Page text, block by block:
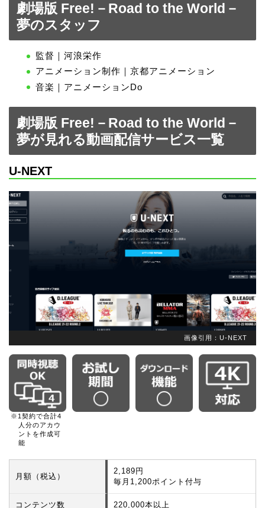
劇場版 Free!－Road to the World－
夢のスタッフ
監督｜河浪栄作
アニメーション制作｜京都アニメーション
音楽｜アニメーションDo
劇場版 Free!－Road to the World－
夢が見れる動画配信サービス一覧
U-NEXT
画像引用：U-NEXT
※1契約で合計4
人分のアカウ
ントを作成可
能
月額（税込）
2,189円
毎月1,200ポイント付与
コンテンツ数 220,000本以上